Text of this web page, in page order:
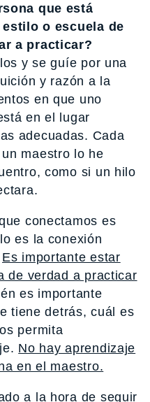
que está
o escuela de
a practicar?
y se guíe por una
y razón a la
en que uno
en el lugar
adecuadas. Cada
maestro lo he
como si un hilo
conectamos es
es la conexión
Es importante estar
de verdad a practicar
es importante
tiene detrás, cuál es
permita
No hay aprendizaje
en el maestro.
a la hora de seguir